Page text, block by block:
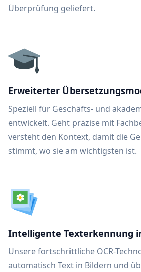
Überprüfung geliefert.
Erweiterter
Speziell für Geschäfts- und
entwickelt. Geht präzise mit
versteht den Kontext, damit die
stimmt, wo sie am wichtigsten ist.
Intelligente Texterkennung
Unsere fortschrittliche OCR-
automatisch Text in Bildern und